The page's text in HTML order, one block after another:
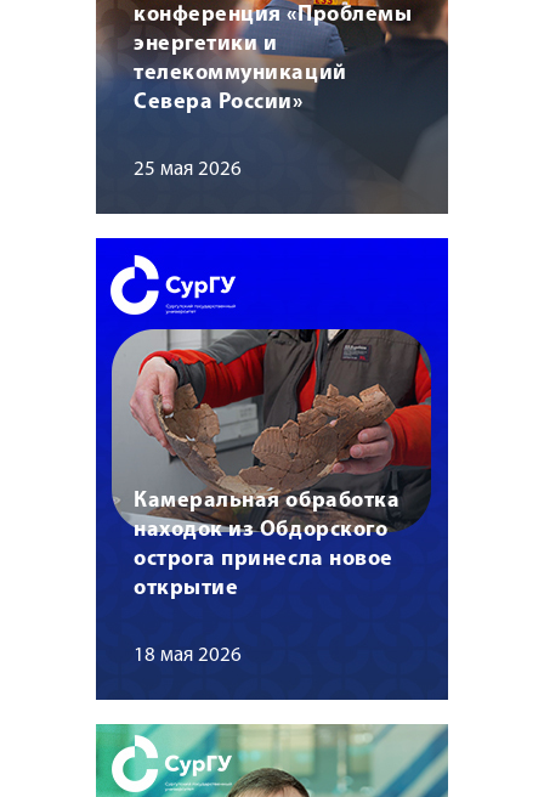
конференция «Проблемы
энергетики и
телекоммуникаций
Севера России»
25 мая 2026
Камеральная обработка
находок из Обдорского
острога принесла новое
открытие
18 мая 2026